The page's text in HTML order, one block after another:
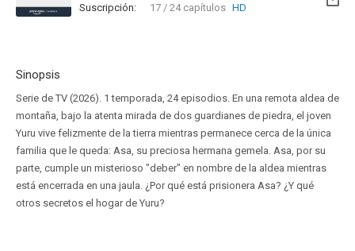
Suscripción:
17 / 24 capítulos HD
Sinopsis
Serie de TV (2026). 1 temporada, 24 episodios. En una remota aldea de
montaña, bajo la atenta mirada de dos guardianes de piedra, el joven
Yuru vive felizmente de la tierra mientras permanece cerca de la única
familia que le queda: Asa, su preciosa hermana gemela. Asa, por su
parte, cumple un misterioso "deber" en nombre de la aldea mientras
está encerrada en una jaula. ¿Por qué está prisionera Asa? ¿Y qué
otros secretos el hogar de Yuru?